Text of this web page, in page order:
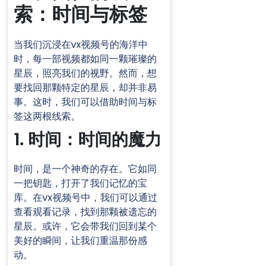
索：时间与标签
当我们沉浸在vx视频号的海洋中
时，每一部视频都如同一颗璀璨的
星辰，照亮我们的视野。然而，想
要找回那颗特定的星辰，却并非易
事。这时，我们可以借助时间与标
签这两根线索。
1. 时间：时间的魔力
时间，是一个神奇的存在。它如同
一把钥匙，打开了我们记忆的宝
库。在vx视频号中，我们可以通过
查看观看记录，找到那颗被遗忘的
星辰。或许，它会带我们回到某个
美好的瞬间，让我们重温那份感
动。